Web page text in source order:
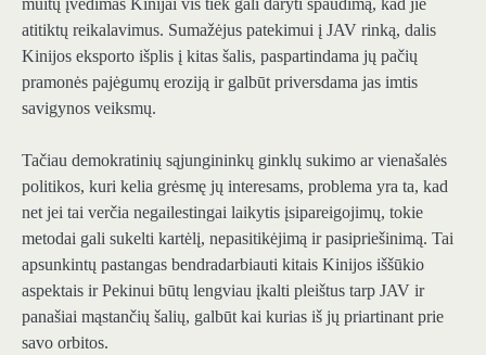
muitų įvedimas Kinijai vis tiek gali daryti spaudimą, kad jie
atitiktų reikalavimus. Sumažėjus patekimui į JAV rinką, dalis
Kinijos eksporto išplis į kitas šalis, paspartindama jų pačių
pramonės pajėgumų eroziją ir galbūt priversdama jas imtis
savigynos veiksmų.
Tačiau demokratinių sąjungininkų ginklų sukimo ar vienašalės
politikos, kuri kelia grėsmę jų interesams, problema yra ta, kad
net jei tai verčia negailestingai laikytis įsipareigojimų, tokie
metodai gali sukelti kartėlį, nepasitikėjimą ir pasipriešinimą. Tai
apsunkintų pastangas bendradarbiauti kitais Kinijos iššūkio
aspektais ir Pekinui būtų lengviau įkalti pleištus tarp JAV ir
panašiai mąstančių šalių, galbūt kai kurias iš jų priartinant prie
savo orbitos.